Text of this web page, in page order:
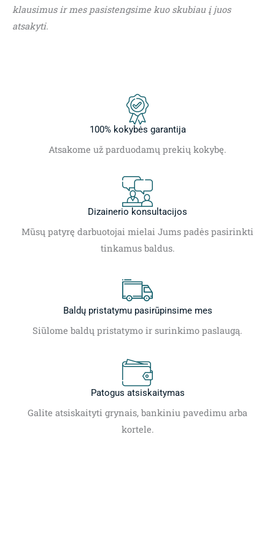
klausimus ir mes pasistengsime kuo skubiau į juos
atsakyti.
100% kokybės garantija
Atsakome už parduodamų prekių kokybę.
Dizainerio konsultacijos
Mūsų patyrę darbuotojai mielai Jums padės pasirinkti
tinkamus baldus.
Baldų pristatymu pasirūpinsime mes
Siūlome baldų pristatymo ir surinkimo paslaugą.
Patogus atsiskaitymas
Galite atsiskaityti grynais, bankiniu pavedimu arba
kortele.